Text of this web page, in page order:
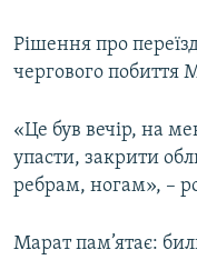
Рішення про
чергового побиття
«Це був вечір, на
упасти, закрити
ребрам, ногам», –
Марат пам’ятає: